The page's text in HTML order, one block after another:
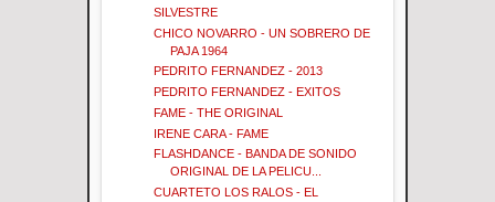
SILVESTRE
CHICO NOVARRO - UN SOBRERO DE
PAJA 1964
PEDRITO FERNANDEZ - 2013
PEDRITO FERNANDEZ - EXITOS
FAME - THE ORIGINAL
IRENE CARA - FAME
FLASHDANCE - BANDA DE SONIDO
ORIGINAL DE LA PELICU...
CUARTETO LOS RALOS - EL